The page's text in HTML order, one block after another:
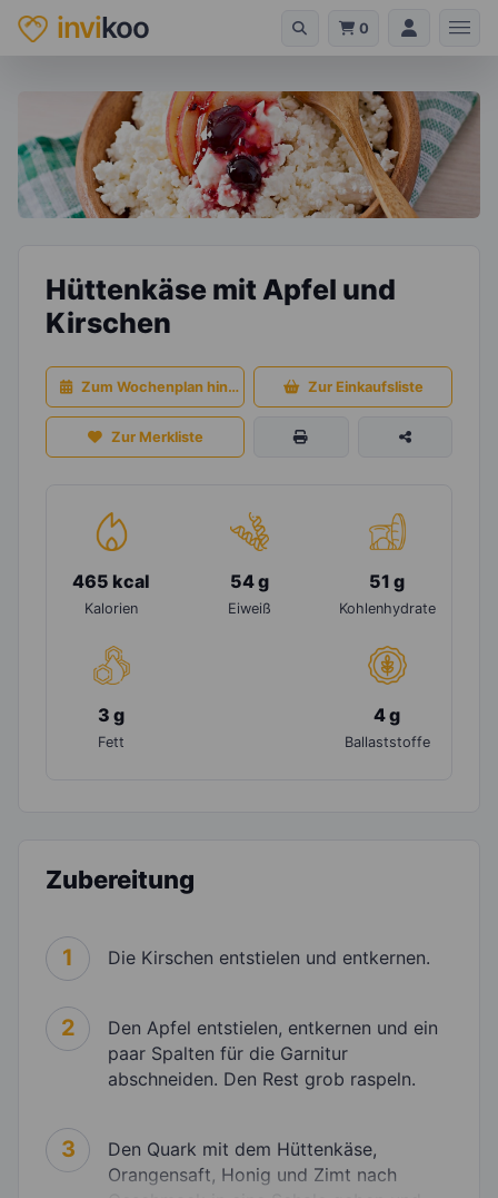
invikoo 0
Hüttenkäse mit Apfel und
Kirschen
Zum Wochenplan hinzufügen Zur Einkaufsliste
Zur Merkliste
465 kcal
Kalorien
54 g
Eiweiß
51 g
Kohlenhydrate
3 g
Fett
4 g
Ballaststoffe
Zubereitung
1 Die Kirschen entstielen und entkernen.
2
Den Apfel entstielen, entkernen und ein
paar Spalten für die Garnitur
abschneiden. Den Rest grob raspeln.
3
Den Quark mit dem Hüttenkäse,
Orangensaft, Honig und Zimt nach